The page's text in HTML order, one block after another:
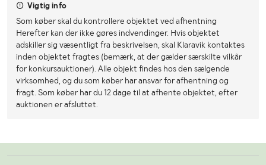
Vigtig info
Som køber skal du kontrollere objektet ved afhentning
Herefter kan der ikke gøres indvendinger. Hvis objektet
adskiller sig væsentligt fra beskrivelsen, skal Klaravik kontaktes
inden objektet fragtes (bemærk, at der gælder særskilte vilkår
for konkursauktioner). Alle objekt findes hos den sælgende
virksomhed, og du som køber har ansvar for afhentning og
fragt. Som køber har du 12 dage til at afhente objektet, efter
auktionen er afsluttet.